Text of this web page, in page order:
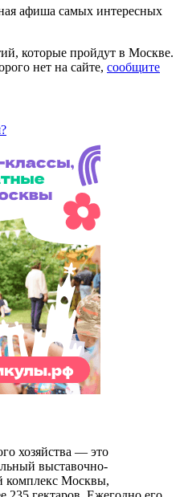
афиша самых интересных
которые пройдут в Москве.
нет на сайте, сообщите
хозяйства — это
выставочно-
комплекс Москвы,